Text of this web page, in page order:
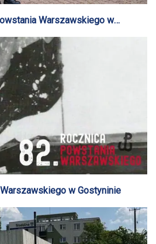
Warszawskiego w
w Gostyninie